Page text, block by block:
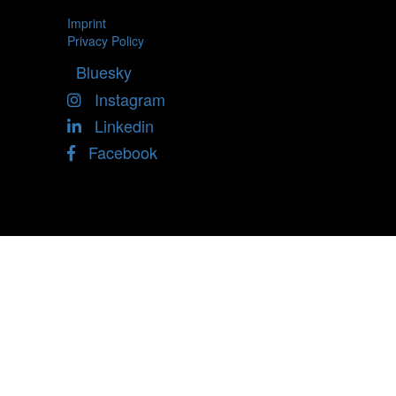
Imprint
Privacy Policy
Bluesky
Instagram
Linkedin
Facebook